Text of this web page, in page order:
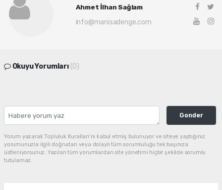
Ahmet İlhan Sağlam
info@manisadenge.com
Okuyu Yorumları (0)
Gonder
Yorum yazarak Topluluk Kuralları’nı kabul etmiş bulunuyor ve siteye yaptığınız
yorumunuzla ilgili doğrudan veya dolaylı tüm sorumluluğu tek başınıza
üstleniyorsunuz. Yazılan tüm yorumlardan site yönetimi hiçbir şekilde sorumlu
tutulamaz.